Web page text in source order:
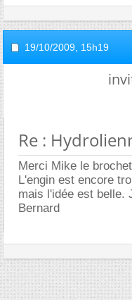
19/10/2009, 15h19
Re :
Merci Mike le
L'engin est encore
mais l'idée est belle.
Bernard